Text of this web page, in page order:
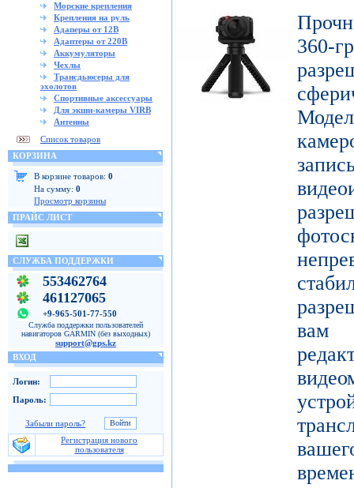
Морские крепления
Крепления на руль
Адаперы от 12В
Адаптеры от 220В
Аккумуляторы
Чехлы
Трансдьюсеры для
эхолотов
Спортивные аксессуары
Для экшн-камеры VIRB
Антенны
Список товаров
КОРЗИНА
В корзине товаров: 0
На сумму: 0
Просмотр корзины
ПРАЙС ЛИСТ
СЛУЖБА ПОДДЕРЖКИ
553462764
461127065
+9-965-501-77-550
Служба поддержки пользователей
навигаторов GARMIN (без выходных)
support@gps.kz
ВХОД
Логин:
Пароль:
Забыли пароль?
Регистрация нового
пользователя
вам